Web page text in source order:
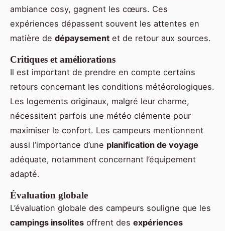
ambiance cosy, gagnent les cœurs. Ces
expériences dépassent souvent les attentes en
matière de dépaysement et de retour aux sources.
Critiques et améliorations
Il est important de prendre en compte certains
retours concernant les conditions météorologiques.
Les logements originaux, malgré leur charme,
nécessitent parfois une météo clémente pour
maximiser le confort. Les campeurs mentionnent
aussi l’importance d’une planification de voyage
adéquate, notamment concernant l’équipement
adapté.
Évaluation globale
L’évaluation globale des campeurs souligne que les
campings insolites offrent des expériences